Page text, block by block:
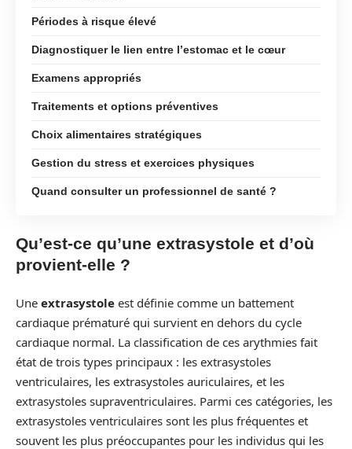
Périodes à risque élevé
Diagnostiquer le lien entre l’estomac et le cœur
Examens appropriés
Traitements et options préventives
Choix alimentaires stratégiques
Gestion du stress et exercices physiques
Quand consulter un professionnel de santé ?
Qu’est-ce qu’une extrasystole et d’où
provient-elle ?
Une extrasystole est définie comme un battement
cardiaque prématuré qui survient en dehors du cycle
cardiaque normal. La classification de ces arythmies fait
état de trois types principaux : les extrasystoles
ventriculaires, les extrasystoles auriculaires, et les
extrasystoles supraventriculaires. Parmi ces catégories, les
extrasystoles ventriculaires sont les plus fréquentes et
souvent les plus préoccupantes pour les individus qui les